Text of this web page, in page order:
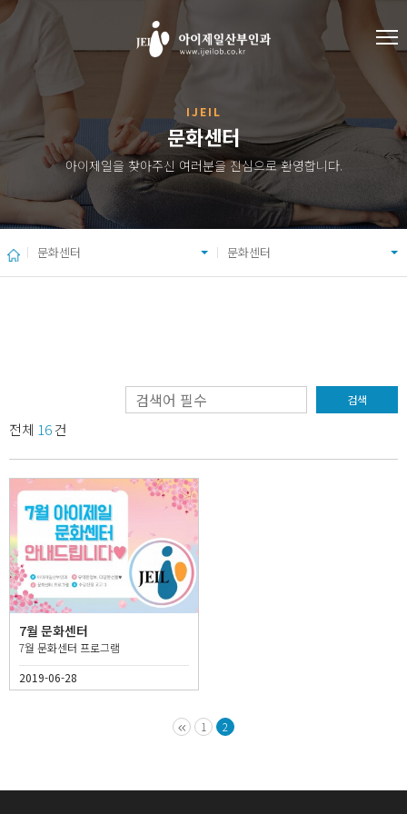
IJEIL
문화센터
아이제일을 찾아주신 여러분을 진심으로 환영합니다.
문화센터 문화센터
검색
전체 16건
7월 문화센터
7월 문화센터 프로그램
2019-06-28
1 2